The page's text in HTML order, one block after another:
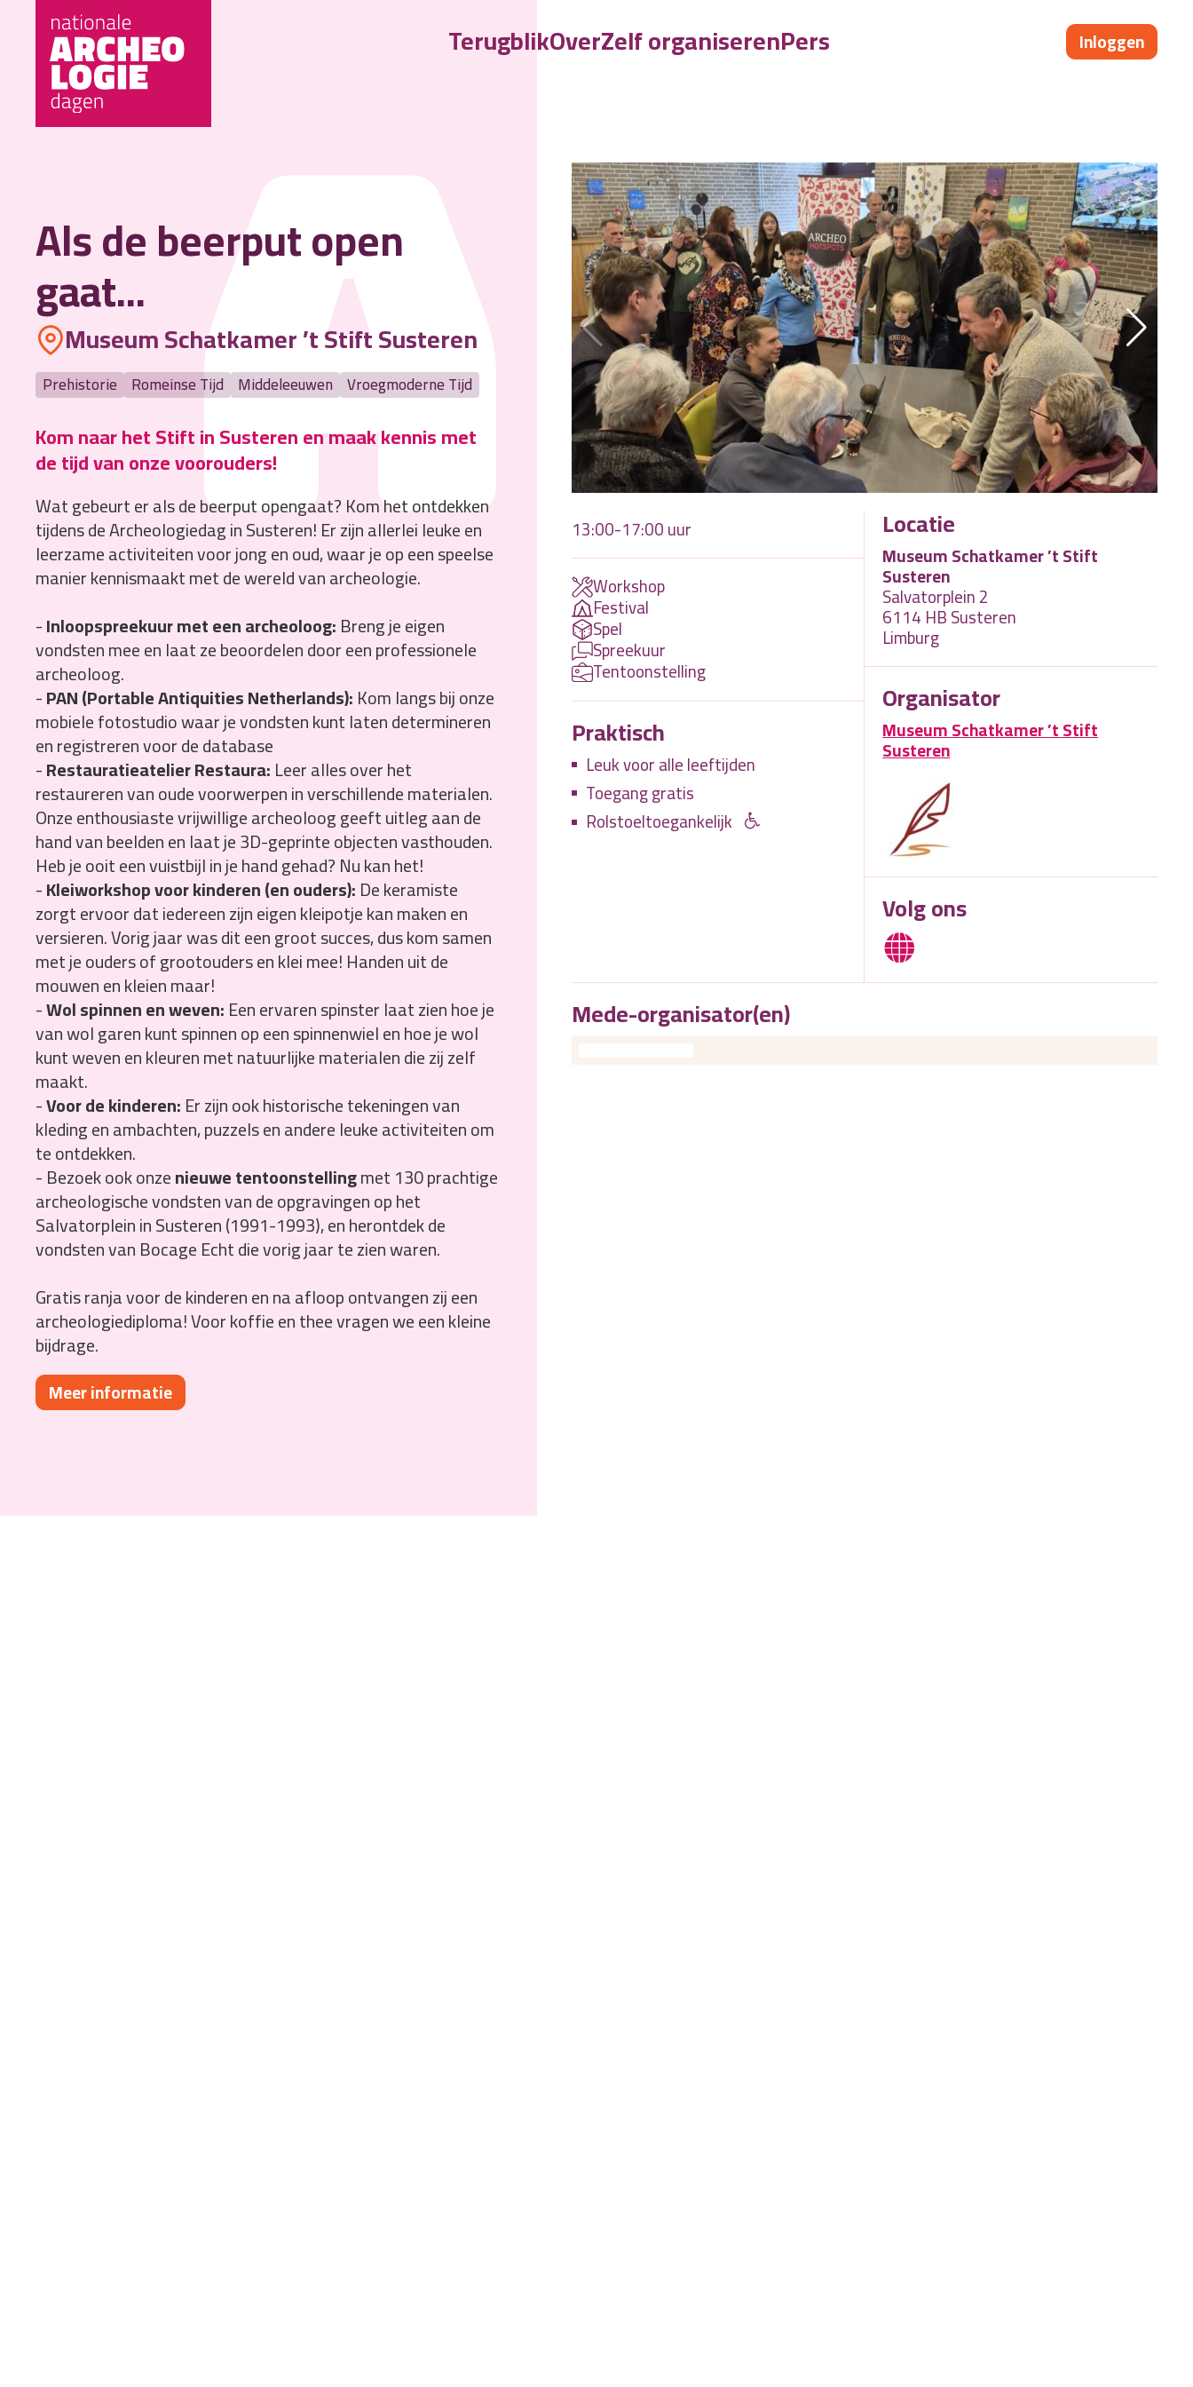
TerugblikOverZelf organiserenPers Inloggen
A
Als de beerput open
gaat...
Museum Schatkamer ’t Stift Susteren
Prehistorie Romeinse Tijd Middeleeuwen Vroegmoderne Tijd
Kom naar het Stift in Susteren en maak kennis met
de tijd van onze voorouders!
Wat gebeurt er als de beerput opengaat? Kom het ontdekken
tijdens de Archeologiedag in Susteren! Er zijn allerlei leuke en
leerzame activiteiten voor jong en oud, waar je op een speelse
manier kennismaakt met de wereld van archeologie.
-Inloopspreekuur met een archeoloog:Breng je eigen
vondsten mee en laat ze beoordelen door een professionele
archeoloog.
-PAN (Portable Antiquities Netherlands):Kom langs bij onze
mobiele fotostudio waar je vondsten kunt laten determineren
en registreren voor de database
-Restauratieatelier Restaura:Leer alles over het
restaureren van oude voorwerpen in verschillende materialen.
Onze enthousiaste vrijwillige archeoloog geeft uitleg aan de
hand van beelden en laat je 3D-geprinte objecten vasthouden.
Heb je ooit een vuistbijl in je hand gehad? Nu kan het!
-Kleiworkshop voor kinderen (en ouders):De keramiste
zorgt ervoor dat iedereen zijn eigen kleipotje kan maken en
versieren. Vorig jaar was dit een groot succes, dus kom samen
met je ouders of grootouders en klei mee! Handen uit de
mouwen en kleien maar!
-Wol spinnen en weven:Een ervaren spinster laat zien hoe je
van wol garen kunt spinnen op een spinnenwiel en hoe je wol
kunt weven en kleuren met natuurlijke materialen die zij zelf
maakt.
-Voor de kinderen:Er zijn ook historische tekeningen van
kleding en ambachten, puzzels en andere leuke activiteiten om
te ontdekken.
- Bezoek ook onzenieuwe tentoonstellingmet 130 prachtige
archeologische vondsten van de opgravingen op het
Salvatorplein in Susteren (1991-1993), en herontdek de
vondsten van Bocage Echt die vorig jaar te zien waren.
Gratis ranja voor de kinderen en na afloop ontvangen zij een
archeologiediploma! Voor koffie en thee vragen we een kleine
bijdrage.
Meer informatie
13:00-17:00 uur
Workshop
Festival
Spel
Spreekuur
Tentoonstelling
Praktisch
Leuk voor alle leeftijden
Toegang gratis
Rolstoeltoegankelijk
Locatie
Museum Schatkamer ’t Stift
Susteren
Salvatorplein 2
6114 HB Susteren
Limburg
Organisator
Museum Schatkamer ’t Stift
Susteren
Volg ons
Mede-organisator(en)